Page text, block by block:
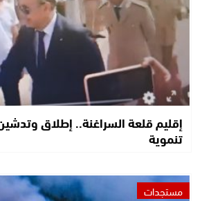
إقليم قلعة السراغنة.. إطلاق
تنموية
مستجدات